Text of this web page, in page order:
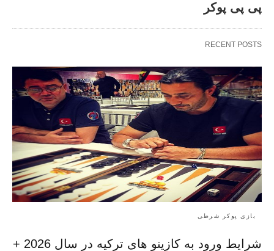
پی پی پوکر
RECENT POSTS
بازی پوکر شرطی
شرایط ورود به کازینو های ترکیه در سال 2026 +